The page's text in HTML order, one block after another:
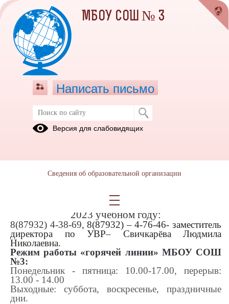
ОГЭ 2022-2023 учебный год
Телефоны «горячей линии» и оперативной
связи по вопросам подготовки и проведения
образовательным программам среднего
общего образования в МБОУ СОШ №3 2022-
2023 учебном году:
8(87932) 4-38-69,8(87932) – 4-76-46- заместитель
директора по УВР– Свичкарёва Людмила
Николаевна.
Режим работы «горячей линии» МБОУ СОШ
№3:
Понедельник - пятница: 10.00-17.00, перерыв:
13.00 - 14.00
Выходные: суббота, воскресенье, праздничные
дни.
МБОУ СОШ № 3
Написать письмо
Версия для слабовидящих
Сведения об образовательной организации